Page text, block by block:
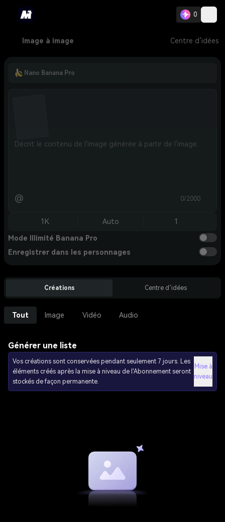
0
Image à image Centre d’idées
Nano Banana Pro
@ 0/2000
1K Auto 1
Mode Illimité Banana Pro
Enregistrer dans les personnages
Créations Centre d’idées
Tout Image Vidéo Audio
Générer une liste
Vos créations sont conservées pendant seulement 7 jours. Les
éléments créés après la mise à niveau de l'Abonnement seront
stockés de façon permanente.
Mise à
niveau